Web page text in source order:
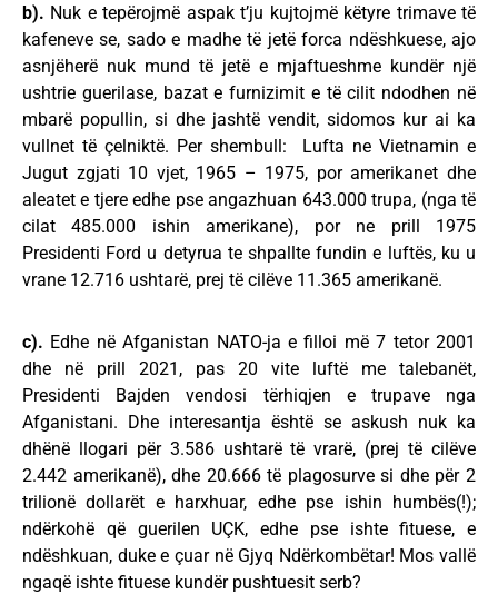
b). Nuk e tepërojmë aspak t’ju kujtojmë këtyre trimave të
kafeneve se, sado e madhe të jetë forca ndëshkuese, ajo
asnjëherë nuk mund të jetë e mjaftueshme kundër një
ushtrie guerilase, bazat e furnizimit e të cilit ndodhen në
mbarë popullin, si dhe jashtë vendit, sidomos kur ai ka
vullnet të çelniktë. Per shembull: Lufta ne Vietnamin e
Jugut zgjati 10 vjet, 1965 – 1975, por amerikanet dhe
aleatet e tjere edhe pse angazhuan 643.000 trupa, (nga të
cilat 485.000 ishin amerikane), por ne prill 1975
Presidenti Ford u detyrua te shpallte fundin e luftës, ku u
vrane 12.716 ushtarë, prej të cilëve 11.365 amerikanë.
c). Edhe në Afganistan NATO-ja e filloi më 7 tetor 2001
dhe në prill 2021, pas 20 vite luftë me talebanët,
Presidenti Bajden vendosi tërhiqjen e trupave nga
Afganistani. Dhe interesantja është se askush nuk ka
dhënë llogari për 3.586 ushtarë të vrarë, (prej të cilëve
2.442 amerikanë), dhe 20.666 të plagosurve si dhe për 2
trilionë dollarët e harxhuar, edhe pse ishin humbës(!);
ndërkohë që guerilen UÇK, edhe pse ishte fituese, e
ndëshkuan, duke e çuar në Gjyq Ndërkombëtar! Mos vallë
ngaqë ishte fituese kundër pushtuesit serb?